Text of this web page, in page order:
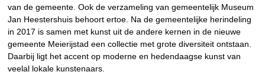
van de gemeente. Ook de verzameling van gemeentelijk Museum
Jan Heestershuis behoort ertoe. Na de gemeentelijke herindeling
in 2017 is samen met kunst uit de andere kernen in de nieuwe
gemeente Meierijstad een collectie met grote diversiteit ontstaan.
Daarbij ligt het accent op moderne en hedendaagse kunst van
veelal lokale kunstenaars.